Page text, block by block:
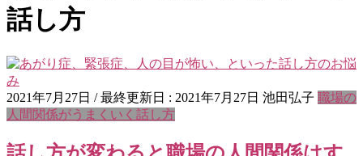
話し方
2021年7月27日 / 最終更新日 : 2021年7月27日 池田弘子 職場の
人間関係がうまくいく話し方